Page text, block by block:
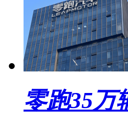
零跑35万